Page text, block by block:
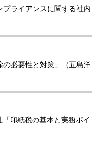
ライアンスに関する社内
の必要性と対策」（五島洋
印紙税の基本と実務ポイ